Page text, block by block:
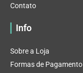
Contato
Info
Sobre a Loja
Formas de Pagamento